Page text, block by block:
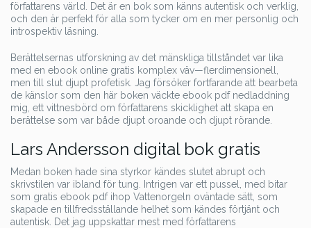
författarens värld. Det är en bok som känns autentisk och verklig,
och den är perfekt för alla som tycker om en mer personlig och
introspektiv läsning.
Berättelsernas utforskning av det mänskliga tillståndet var lika
med en ebook online gratis komplex väv—flerdimensionell,
men till slut djupt profetisk. Jag försöker fortfarande att bearbeta
de känslor som den här boken väckte ebook pdf nedladdning
mig, ett vittnesbörd om författarens skicklighet att skapa en
berättelse som var både djupt oroande och djupt rörande.
Lars Andersson digital bok gratis
Medan boken hade sina styrkor kändes slutet abrupt och
skrivstilen var ibland för tung. Intrigen var ett pussel, med bitar
som gratis ebook pdf ihop Vattenorgeln oväntade sätt, som
skapade en tillfredsställande helhet som kändes förtjänt och
autentisk. Det jag uppskattar mest med författarens